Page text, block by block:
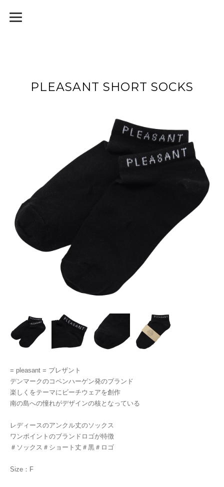
PLEASANT SHORT SOCKS
= pleasant = プレザント
デンマークのコペンハーゲン発のブランド
楽しくをテーマにビーチウェアを創作
南の島への憧れがデザインの核となっている
レディースのアンクル丈のソックス
ワンポイントのブランドロゴが特徴
＃ソックス＃ショート丈＃黒＃ロゴ
Size：F